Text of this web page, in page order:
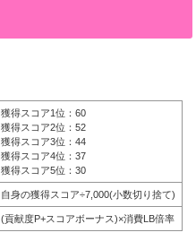
獲得スコア1位：60
獲得スコア2位：52
獲得スコア3位：44
獲得スコア4位：37
獲得スコア5位：30
自身の獲得スコア÷7,000(小数切り捨て)
(貢献度P+スコアボーナス)×消費LB倍率